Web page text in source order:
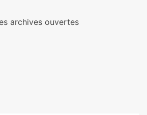
archives ouvertes